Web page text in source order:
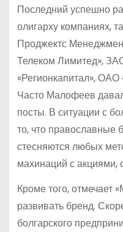
Последний успешно
олигарху компаниях,
Проджектс
Телеком Лимитед»,
«Регионкапитал»,
Часто Малофеев
посты. В ситуации с
то, что православные
стесняются любых
махинаций с акциями,
Кроме того, отмечает
развивать бренд.
болгарского